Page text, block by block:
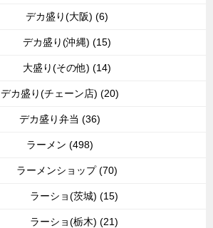
デカ盛り(大阪) (6)
デカ盛り(沖縄) (15)
大盛り(その他) (14)
デカ盛り(チェーン店) (20)
デカ盛り弁当 (36)
ラーメン (498)
ラーメンショップ (70)
ラーショ(茨城) (15)
ラーショ(栃木) (21)